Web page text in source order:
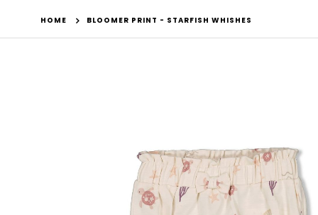
HOME BLOOMER PRINT - STARFISH WHISHES